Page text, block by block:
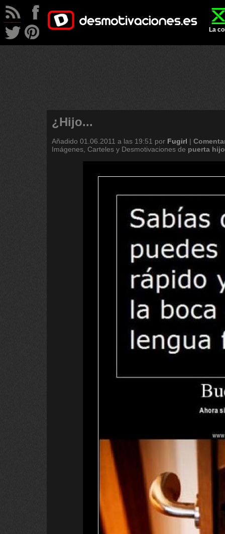
La
¿Hijo...
Añadido 01.06.2011 a las 19:51 por Fugirl |
Imágenes, Carteles y Desmotivaciones de puerta hijo